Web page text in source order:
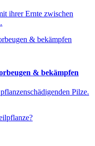
ihrer Ernte zwischen
& bekämpfen
Pilze.